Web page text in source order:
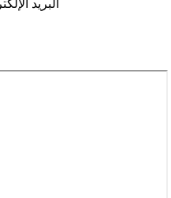
البريد